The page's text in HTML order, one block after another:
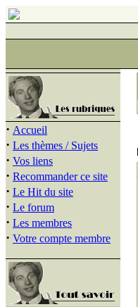
· Accueil
· Les thèmes / Sujets
· Vos liens
· Recommander ce site
· Le Hit du site
· Le forum
· Les membres
· Votre compte membre